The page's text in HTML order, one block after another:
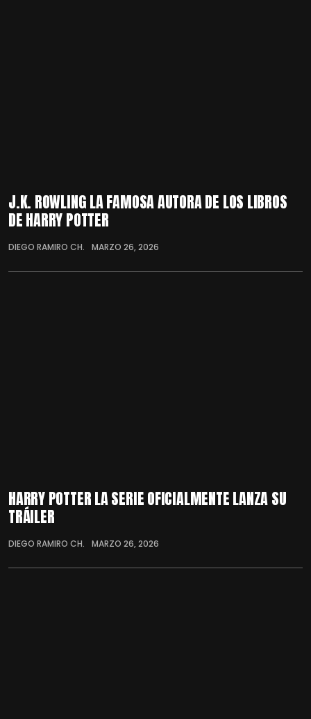
J.K. ROWLING LA FAMOSA AUTORA DE LOS LIBROS
DE HARRY POTTER
DIEGO RAMIRO CH. MARZO 26, 2026
HARRY POTTER LA SERIE OFICIALMENTE LANZA SU
TRÁILER
DIEGO RAMIRO CH. MARZO 26, 2026